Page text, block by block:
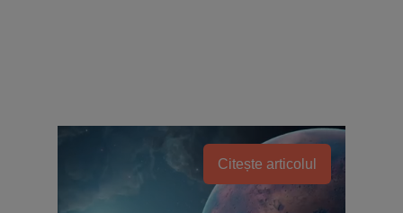
Citește articolul